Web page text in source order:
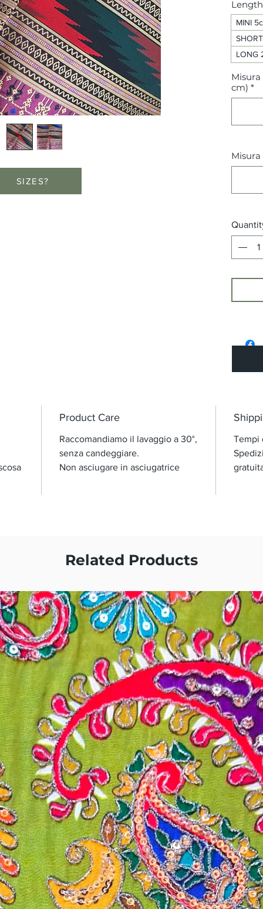
MINI
LONG
cm) *
Product Care
Raccomandiamo il lavaggio a 30°,
senza candeggiare.
Non asciugare in asciugatrice
Tempi
SIZES?
Related Products